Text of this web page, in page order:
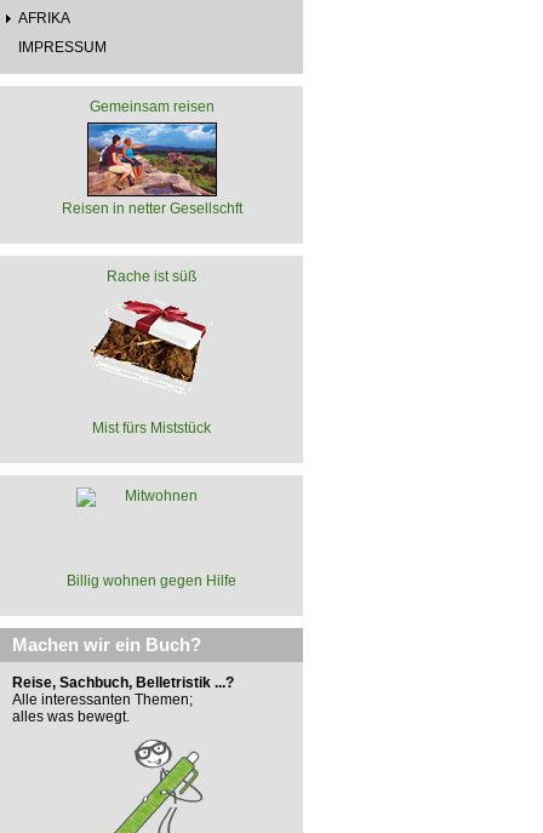
AFRIKA
IMPRESSUM
Gemeinsam reisen
Reisen in netter Gesellschft
Rache ist süß
Mist fürs Miststück
Billig wohnen gegen Hilfe
Machen wir ein Buch?
Reise, Sachbuch, Belletristik ...?
Alle interessanten Themen;
alles was bewegt.